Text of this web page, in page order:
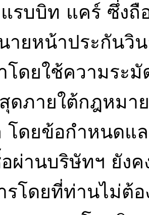
รบบิท แคร์ ซึ่งถื
ายหน้าประกันวิ
โดยใช้ความระ
ดภายใต้กฎหมา
ดยข้อกำหนดแ
ผ่านบริษัทฯ ยัง
รโดยที่ท่านไม่ต้